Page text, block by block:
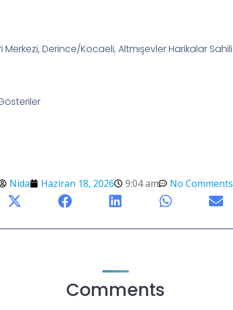
Derince/Kocaeli, Altmışevler Harikalar Sahili
Nida Haziran 18, 2026 9:04 am No Comments
Comments